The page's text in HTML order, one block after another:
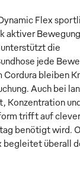
Flex
aktiver
die
jede
Cordura bleiben
Auch bei
Konzentration
trifft auf
benötigt wird.
begleitet überall